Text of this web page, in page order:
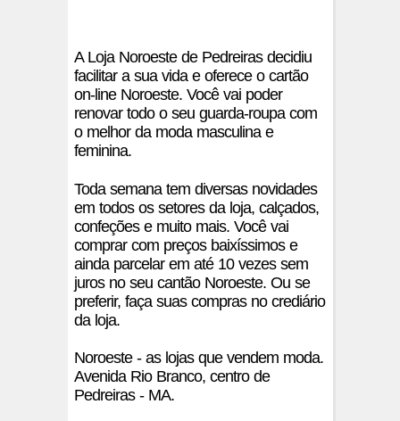
A Loja Noroeste de Pedreiras decidiu
facilitar a sua vida e oferece o cartão
on-line Noroeste. Você vai poder
renovar todo o seu guarda-roupa com
o melhor da moda masculina e
feminina.
Toda semana tem diversas novidades
em todos os setores da loja, calçados,
confeções e muito mais. Você vai
comprar com preços baixíssimos e
ainda parcelar em até 10 vezes sem
juros no seu cantão Noroeste. Ou se
preferir, faça suas compras no crediário
da loja.
Noroeste - as lojas que vendem moda.
Avenida Rio Branco, centro de
Pedreiras - MA.